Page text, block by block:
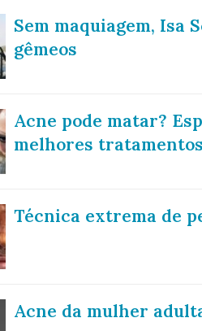
Sem maquiagem, Isa
gêmeos
Acne pode matar?
melhores tratamentos
Técnica extrema de
Acne da mulher